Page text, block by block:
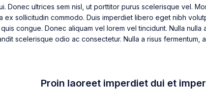
Donec ultrices sem nisl, ut porttitor purus scelerisque vel.
ex sollicitudin commodo. Duis imperdiet libero eget nibh
congue. Donec aliquam vel lorem vel tincidunt. Nulla nulla
scelerisque odio ac consectetur. Nulla a risus fermentum,
Proin laoreet imperdiet dui et